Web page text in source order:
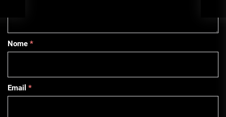
Nome *
Email *